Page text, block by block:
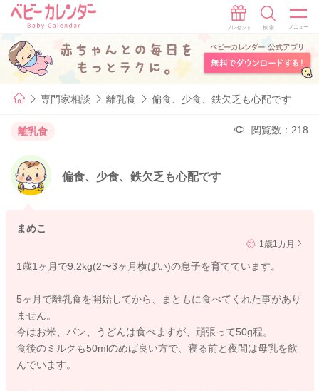
専門家相談 離乳食 偏食、少食、鉄欠乏も心配です
離乳食 閲覧数：218
偏食、少食、鉄欠乏も心配です
まめこ
1歳1カ月
1歳1ヶ月で9.2kg(2〜3ヶ月横ばい)の息子を育てています。
5ヶ月で離乳食を開始してから、まともに食べてくれた事があり
ません。
今はお米、パン、うどんは食べますが、頑張って50g程。
食後のミルクも50mlのめば良い方で、寝る前と夜間は母乳を飲
んでいます。